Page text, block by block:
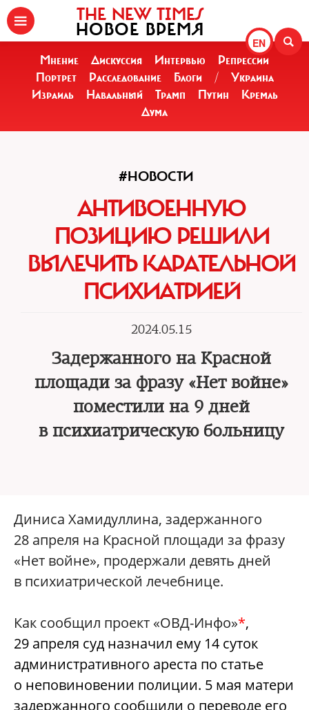
EN
THE NEW TIMES
НОВОЕ ВРЕМЯ
Мнение Дискуссия Интервью
Репрессии
Портрет
Расследование Блоги /
Украина
Израиль
Навальный Трамп Путин
Кремль
Дума
#НОВОСТИ
АНТИВОЕННУЮ
ПОЗИЦИЮ РЕШИЛИ
ВЫЛЕЧИТЬ КАРАТЕЛЬНОЙ
ПСИХИАТРИЕЙ
2024.05.15
Задержанного на Красной
площади за фразу «Нет войне»
поместили на 9 дней
в психиатрическую больницу
Диниса Хамидуллина, задержанного
28 апреля на Красной площади за фразу
«Нет войне», продержали девять дней
в психиатрической лечебнице.
Как сообщил проект «ОВД-Инфо»*,
29 апреля суд назначил ему 14 суток
административного ареста по статье
о неповиновении полиции. 5 мая матери
задержанного сообщили о переводе его